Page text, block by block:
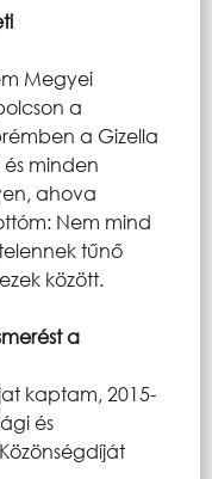
Megyei
a
a Gizella
minden
ahova
Nem mind
tűnő
között.
a
kaptam, 2015-
és